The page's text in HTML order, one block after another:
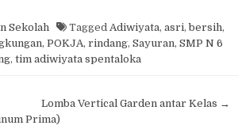
Sekolah Tagged Adiwiyata, asri,bersih,
, POKJA, rindang, Sayuran, SMP N 6
, tim adiwiyata spentaloka
Lomba Vertical Garden antar Kelas →
Prima)